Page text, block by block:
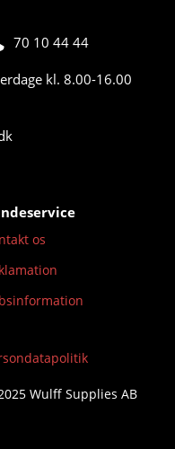
70 10 44 44
kl. 8.00-16.00
os
Wulff Supplies AB